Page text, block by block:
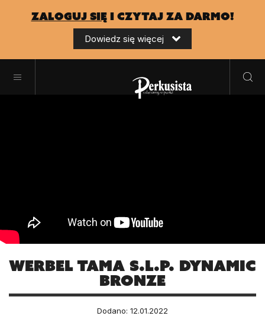
zaloguj sięi czytaj za darmo!
Dowiedz się więcej
Werbel Tama S.L.P. Dynamic
Bronze
Dodano: 12.01.2022